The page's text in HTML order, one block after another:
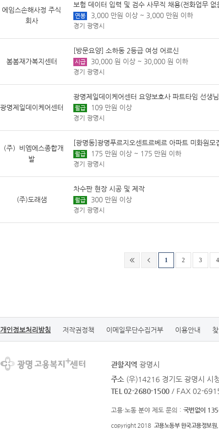
에임스손해사정 주식
회사
보험 데이터 입력 및 검수 사무직 채용(전화업무 없
연봉 3,000 만원 이상 ~ 3,000 만원 이하
경기 광명시
봄봄재가복지센터
[방문요양] 소하동 2등급 여성 어르신
시급 30,000 원 이상 ~ 30,000 원 이하
경기 광명시
광명제일데이케어센터
광명제일데이케어센터 요양보호사 파트타임 선생
월급 109 만원 이상
경기 광명시
（주）비엠에스종합개
발
[광명동]광명푸르지오센트르베르 아파트 미화원모
월급 175 만원 이상 ~ 175 만원 이하
경기 광명시
(주)도래샘
차수판 현장 시공 및 제작
월급 300 만원 이상
경기 광명시
1 2 3 4
개인정보처리방침 저작권정책 이메일무단수집거부 이용안내
관할지역 광명시
주소 (우)14216 경기도 광명시 시
TEL 02-2680-1500 / FAX 02-
고용·노동 분야 제도 문의 : 국번없이
copyright 2018 고용노동부 한국고용정보원.